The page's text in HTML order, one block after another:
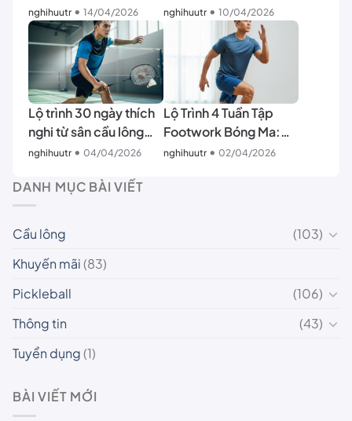
Phản Xạ Đánh Đôi
nghihuutr • 14/04/2026
Từ Super 1000 [2026]
nghihuutr • 10/04/2026
Lộ trình 30 ngày thích
nghi từ sân cầu lông
ngoài trời lên sân trong
nghihuutr • 04/04/2026
Lộ Trình 4 Tuần Tập
Footwork Bóng Ma:
Cải Thiện Tốc Độ
nghihuutr • 02/04/2026
DANH MỤC BÀI VIẾT
Cầu lông
(103)
Khuyến mãi(83)
Pickleball
(106)
Thông tin
(43)
Tuyển dụng(1)
BÀI VIẾT MỚI